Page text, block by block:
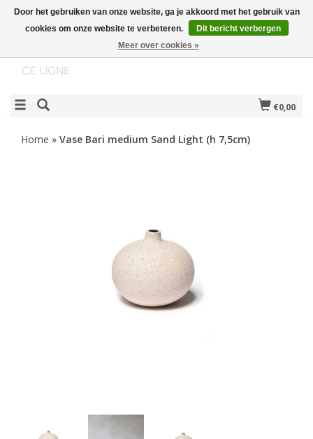
€0,00
Home » Vase Bari medium Sand Light (h 7,5cm)
Door het gebruiken van onze website, ga je akkoord met het gebruik van
cookies om onze website te verbeteren.
Dit bericht verbergen
Meer over cookies »